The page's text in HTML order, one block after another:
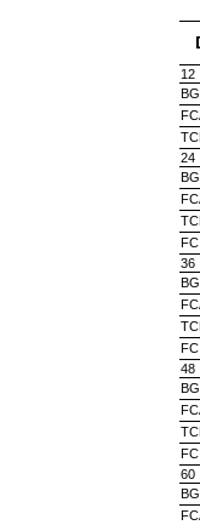
12
BG
24
BG
FC
36
BG
FC
48
BG
FC
60
BG